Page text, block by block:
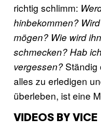
richtig schlimm:
hinbekommen?
mögen? Wie wird
schmecken? Hab
vergessen? Ständig
alles zu erledigen
überleben, ist eine
VIDEOS BY VICE